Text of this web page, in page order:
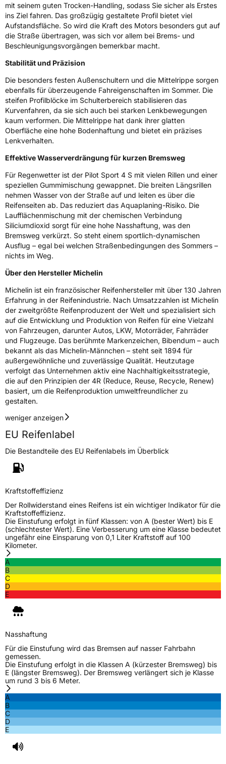
Fahrzeugklasse C1
3PMSF / Schneeflockensymbol / Alpine-SymbolNein
Allgemeine Produktsicherheit (GPSR)
HerstellerkontaktMANUFACTURE FRANCAISE DES
PNEUMATIQUES MICHELIN, place des
Carmes-Déchaux 23 63000 Clermont-
Ferrand Frankreich, contact@tc.michelin.eu
mit seinem guten Trocken-Handling, sodass Sie sicher als Erstes
ins Ziel fahren. Das großzügig gestaltete Profil bietet viel
Aufstandsfläche. So wird die Kraft des Motors besonders gut auf
die Straße übertragen, was sich vor allem bei Brems- und
Beschleunigungsvorgängen bemerkbar macht.
Stabilität und Präzision
Die besonders festen Außenschultern und die Mittelrippe sorgen
ebenfalls für überzeugende Fahreigenschaften im Sommer. Die
steifen Profilblöcke im Schulterbereich stabilisieren das
Kurvenfahren, da sie sich auch bei starken Lenkbewegungen
kaum verformen. Die Mittelrippe hat dank ihrer glatten
Oberfläche eine hohe Bodenhaftung und bietet ein präzises
Lenkverhalten.
Effektive Wasserverdrängung für kurzen Bremsweg
Für Regenwetter ist der Pilot Sport 4 S mit vielen Rillen und einer
speziellen Gummimischung gewappnet. Die breiten Längsrillen
nehmen Wasser von der Straße auf und leiten es über die
Reifenseiten ab. Das reduziert das Aquaplaning-Risiko. Die
Laufflächenmischung mit der chemischen Verbindung
Siliciumdioxid sorgt für eine hohe Nasshaftung, was den
Bremsweg verkürzt. So steht einem sportlich-dynamischen
Ausflug – egal bei welchen Straßenbedingungen des Sommers –
nichts im Weg.
Über den Hersteller Michelin
Michelin ist ein französischer Reifenhersteller mit über 130 Jahren
Erfahrung in der Reifenindustrie. Nach Umsatzzahlen ist Michelin
der zweitgrößte Reifenproduzent der Welt und spezialisiert sich
auf die Entwicklung und Produktion von Reifen für eine Vielzahl
von Fahrzeugen, darunter Autos, LKW, Motorräder, Fahrräder
und Flugzeuge. Das berühmte Markenzeichen, Bibendum – auch
bekannt als das Michelin-Männchen – steht seit 1894 für
außergewöhnliche und zuverlässige Qualität. Heutzutage
verfolgt das Unternehmen aktiv eine Nachhaltigkeitsstrategie,
die auf den Prinzipien der 4R (Reduce, Reuse, Recycle, Renew)
basiert, um die Reifenproduktion umweltfreundlicher zu
gestalten.
weniger anzeigen
EU Reifenlabel
Die Bestandteile des EU Reifenlabels im Überblick
Kraftstoffeffizienz
Der Rollwiderstand eines Reifens ist ein wichtiger Indikator für die
Kraftstoffeffizienz.
Die Einstufung erfolgt in fünf Klassen: von A (bester Wert) bis E
(schlechtester Wert). Eine Verbesserung um eine Klasse bedeutet
ungefähr eine Einsparung von 0,1 Liter Kraftstoff auf 100
Kilometer.
A
B
C
D
E
Nasshaftung
Für die Einstufung wird das Bremsen auf nasser Fahrbahn
gemessen.
Die Einstufung erfolgt in die Klassen A (kürzester Bremsweg) bis
E (längster Bremsweg). Der Bremsweg verlängert sich je Klasse
um rund 3 bis 6 Meter.
A
B
C
D
E